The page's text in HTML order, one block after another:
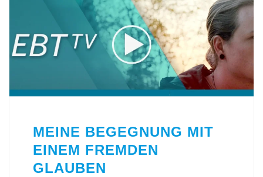
MEINE BEGEGNUNG MIT
EINEM FREMDEN
GLAUBEN